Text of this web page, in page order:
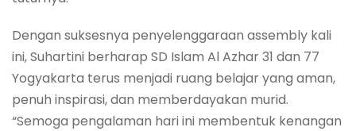
Dengan suksesnya penyelenggaraan assembly kali
ini, Suhartini berharap SD Islam Al Azhar 31 dan 77
Yogyakarta terus menjadi ruang belajar yang aman,
penuh inspirasi, dan memberdayakan murid.
“Semoga pengalaman hari ini membentuk kenangan